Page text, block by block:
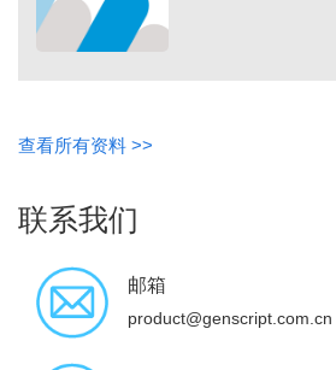
查看所有资料 >>
联系我们
邮箱
product@genscript.com.cn